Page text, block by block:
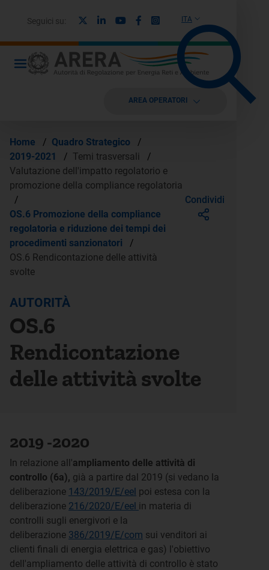
ITA
Seguici su: LinkedinYoutubeFacebook
Instagram
AREA OPERATORI
Home / Quadro Strategico
/
2019-2021
/ Temi trasversali
/
Valutazione dell'impatto regolatorio e
promozione della compliance regolatoria
/
OS.6 Promozione della compliance
regolatoria e riduzione dei tempi dei
procedimenti sanzionatori
/
OS.6 Rendicontazione delle attività
svolte
Condividi
AUTORITÀ
OS.6
Rendicontazione
delle attività svolte
2019 -2020
In relazione all'ampliamento delle attività di
controllo (6a), già a partire dal 2019 (si vedano la
deliberazione 143/2019/E/eel poi estesa con la
deliberazione 216/2020/E/eel in materia di
controlli sugli energivori e la
deliberazione 386/2019/E/com sui venditori ai
clienti finali di energia elettrica e gas) l'obiettivo
dell'ampliamento delle attività di controllo è stato